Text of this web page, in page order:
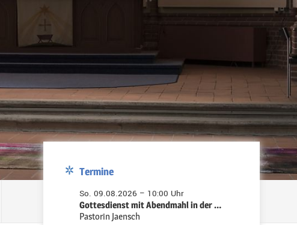
Termine
So. 09.08.2026 – 10:00 Uhr
Gottesdienst mit Abendmahl in der Pauluskirche
Pastorin Jaensch